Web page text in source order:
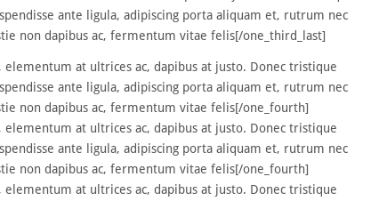
ante ligula, adipiscing porta aliquam et, rutrum nec
non dapibus ac, fermentum vitae felis[/one_third_last]
at ultrices ac, dapibus at justo. Donec tristique
ante ligula, adipiscing porta aliquam et, rutrum nec
non dapibus ac, fermentum vitae felis[/one_fourth]
at ultrices ac, dapibus at justo. Donec tristique
ante ligula, adipiscing porta aliquam et, rutrum nec
non dapibus ac, fermentum vitae felis[/one_fourth]
at ultrices ac, dapibus at justo. Donec tristique